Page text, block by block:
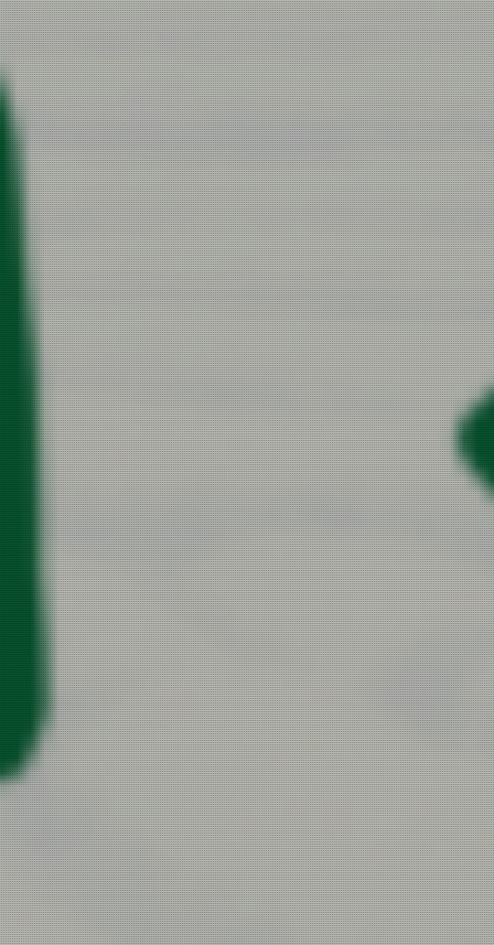
アクアポニックスでSDGs
あたりまえではない自然の恵
私たちが受け続けたようにこども達へつなげたい